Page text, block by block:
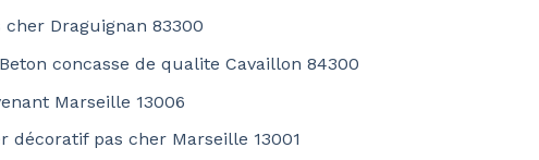
Draguignan 83300
concasse de qualite Cavaillon 84300
Marseille 13006
décoratif pas cher Marseille 13001